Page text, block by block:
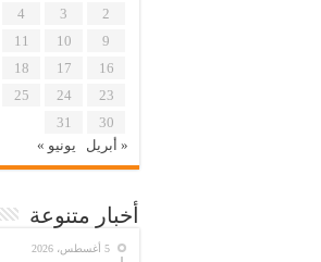
2
3
4
9
10
11
16
17
18
23
24
25
30
31
« أبريل
يونيو »
أخبار متنوعة
5 أغسطس، 2026